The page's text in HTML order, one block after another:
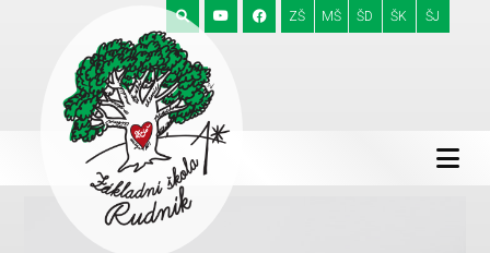
ZŠ MŠ ŠD ŠK ŠJ